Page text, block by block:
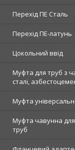
Перехід ПЕ Сталь
Перехід ПЕ-латунь
Цокольний ввід
Муфта для труб з
сталі,
Муфта
Муфта чавунна
труб